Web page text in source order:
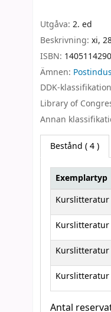
Utgåva: 2. ed
Beskrivning: xi,
ISBN: 1405114290
Ämnen:
DDK-
Library of
Annan
Bestånd ( 4 )
Bestånd
Exemplartyp
Kurslitteratur
Kurslitteratur
Kurslitteratur
Kurslitteratur
Antal